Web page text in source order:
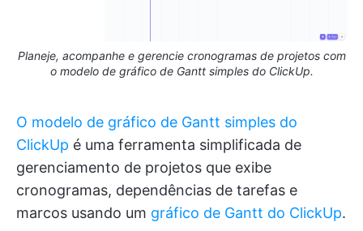
Planeje, acompanhe e gerencie cronogramas de projetos com
o modelo de gráfico de Gantt simples do ClickUp.
O modelo de gráfico de Gantt simples do
ClickUp é uma ferramenta simplificada de
gerenciamento de projetos que exibe
cronogramas, dependências de tarefas e
marcos usando um gráfico de Gantt do ClickUp.